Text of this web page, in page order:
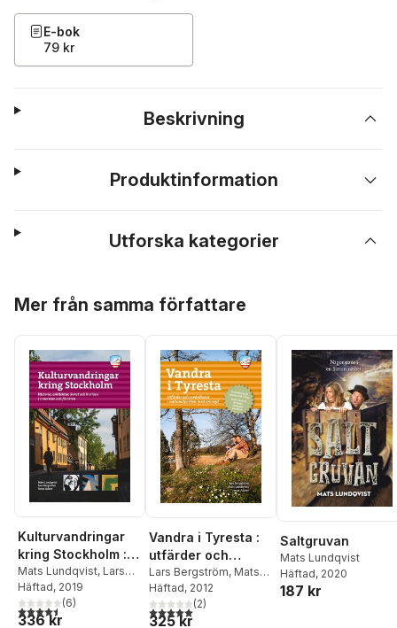
E-bok
79 kr
Beskrivning
Produktinformation
Utforska kategorier
Mer från samma författare
Kulturvandringar
kring Stockholm :
Historia, arkitektur,
konst och kuriosa
Mats Lundqvist, Lars
Bergström
Häftad, 2019
4,5utav 5 stjärnor. Totalt antal röster:
(6)
336 kr
Vandra i Tyresta :
utfärder och
sevärdheter i
nationalparken
med omnejd
Lars Bergström, Mats
Lundqvist,Jonas Adner
Häftad, 2012
5,0utav 5 stjärnor. Totalt antal röster:
(2)
325 kr
Saltgruvan
Mats Lundqvist
Häftad, 2020
187 kr